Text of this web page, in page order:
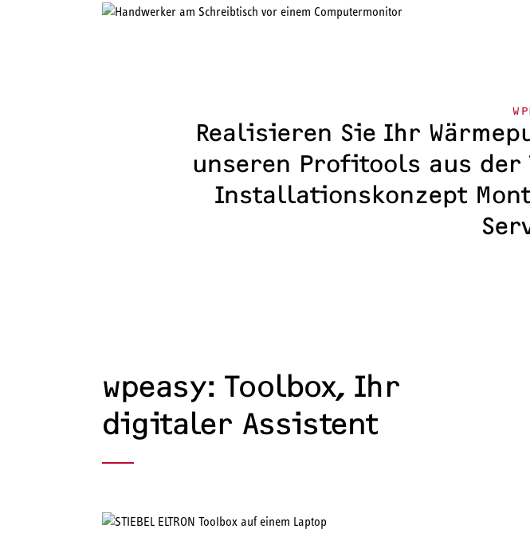
Realisieren Sie Ihr
unseren Profitools aus der
Installationskonzept
wpeasy: Toolbox, Ihr
digitaler Assistent